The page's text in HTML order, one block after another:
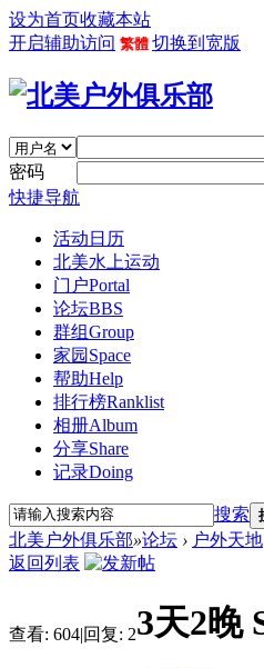
设为首页收藏本站
开启辅助访问 繁體 切换到宽版
密码
快捷导航
活动日历
北美水上运动
门户Portal
论坛BBS
群组Group
家园 Space
帮助Help
排行榜Ranklist
相册Album
分享Share
记录Doing
搜索
北美户外俱乐部»论坛 › 户外天地
返回列表
查看: 604|回复: 23天2晚